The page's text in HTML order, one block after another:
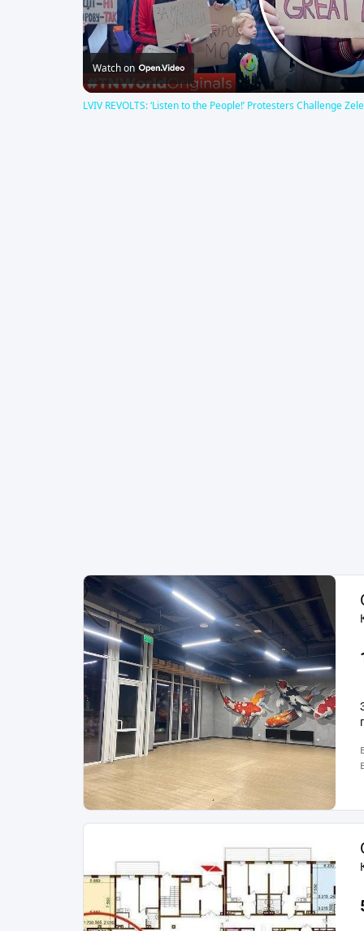
Watch on
LVIV REVOLTS: ‘Listen to the People!’ Protesters Challenge